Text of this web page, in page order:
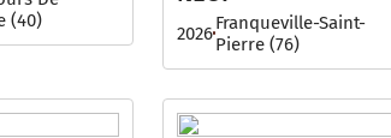
(40)
2026Franqueville-Saint-
Pierre (76)